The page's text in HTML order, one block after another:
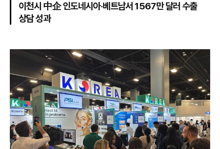
이천시 中企 인도네시아·베트남서 1567만 달러 수출
상담 성과